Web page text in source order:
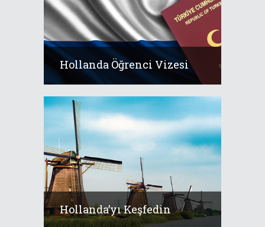
Hollanda Öğrenci Vizesi
Hollanda’yı Keşfedin